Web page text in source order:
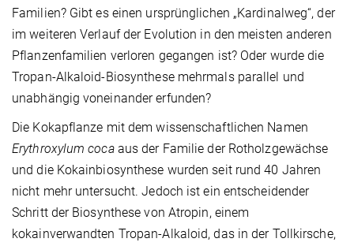
Familien? Gibt es einen ursprünglichen „Kardinalweg“, der
im weiteren Verlauf der Evolution in den meisten anderen
Pflanzenfamilien verloren gegangen ist? Oder wurde die
Tropan-Alkaloid-Biosynthese mehrmals parallel und
unabhängig voneinander erfunden?
Die Kokapflanze mit dem wissenschaftlichen Namen
Erythroxylum cocaaus der Familie der Rotholzgewächse
und die Kokainbiosynthese wurden seit rund 40 Jahren
nicht mehr untersucht. Jedoch ist ein entscheidender
Schritt der Biosynthese von Atropin, einem
kokainverwandten Tropan-Alkaloid, das in der Tollkirsche,